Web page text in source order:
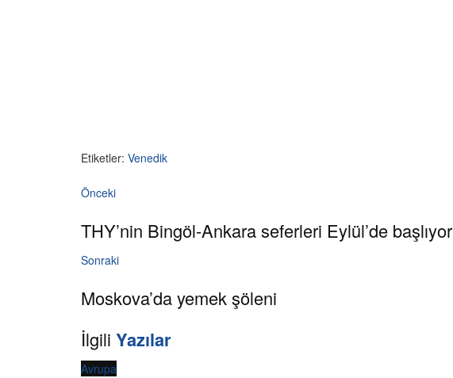
Etiketler: Venedik
Önceki
THY’nin Bingöl-Ankara seferleri Eylül’de başlıyor
Sonraki
Moskova’da yemek şöleni
İlgili Yazılar
Avrupa